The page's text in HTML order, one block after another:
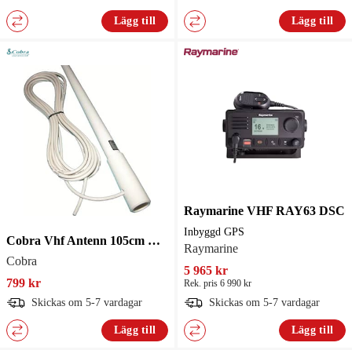
Lägg till Lägg till
Cobra Vhf Antenn 105cm Motorbåt
Cobra
799 kr
Skickas om 5-7 vardagar
Lägg till
Raymarine VHF RAY63 DSC
Inbyggd GPS
Raymarine
5 965 kr
Rek. pris 6 990 kr
Skickas om 5-7 vardagar
Lägg till